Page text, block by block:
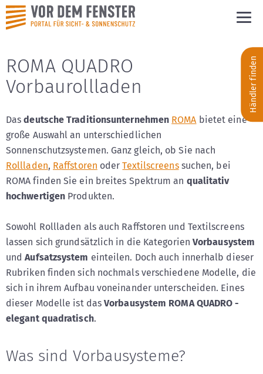
Händler finden
ROMA QUADRO
Vorbaurollladen
Dasdeutsche Traditionsunternehmen ROMA bietet eine
große Auswahl an unterschiedlichen
Sonnenschutzsystemen. Ganz gleich, ob Sie nach
Rollladen, Raffstoren oderTextilscreenssuchen, bei
ROMA finden Sie ein breites Spektrum an qualitativ
hochwertigen Produkten.
Sowohl Rollladen als auch Raffstoren und Textilscreens
lassen sich grundsätzlich in die Kategorien Vorbausystem
undAufsatzsystem einteilen. Doch auch innerhalb dieser
Rubriken finden sich nochmals verschiedene Modelle, die
sich in ihrem Aufbau voneinander unterscheiden. Eines
dieser Modelle ist dasVorbausystem ROMA QUADRO -
elegant quadratisch.
Was sind Vorbausysteme?